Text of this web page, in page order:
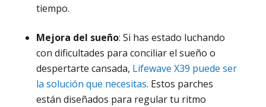
tiempo.
Mejora del sueño: Si has estado luchando
con dificultades para conciliar el sueño o
despertarte cansada, Lifewave X39 puede ser
la solución que necesitas. Estos parches
están diseñados para regular tu ritmo